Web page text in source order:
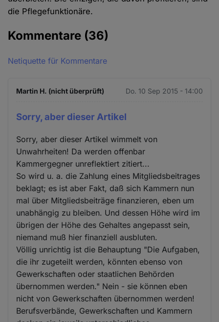
die Pflegefunktionäre.
Kommentare (36)
Netiquette für Kommentare
Martin H. (nicht überprüft) Do. 10 Sep 2015 - 14:00
Sorry, aber dieser Artikel
Sorry, aber dieser Artikel wimmelt von
Unwahrheiten! Da werden offenbar
Kammergegner unreflektiert zitiert...
So wird u. a. die Zahlung eines Mitgliedsbeitrages
beklagt; es ist aber Fakt, daß sich Kammern nun
mal über Mitgliedsbeiträge finanzieren, eben um
unabhängig zu bleiben. Und dessen Höhe wird im
übrigen der Höhe des Gehaltes angepasst sein,
niemand muß hier finanziell ausbluten.
Völlig unrichtig ist die Behauptung "Die Aufgaben,
die ihr zugeteilt werden, könnten ebenso von
Gewerkschaften oder staatlichen Behörden
übernommen werden." Nein - sie können eben
nicht von Gewerkschaften übernommen werden!
Berufsverbände, Gewerkschaften und Kammern